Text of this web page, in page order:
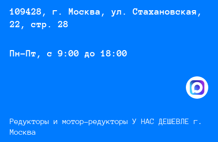
109428, г. Москва, ул. Стахановская,
22, стр. 28
Пн-Пт, с 9:00 до 18:00
Редукторы и мотор-редукторы У НАС ДЕШЕВЛЕ г.
Москва